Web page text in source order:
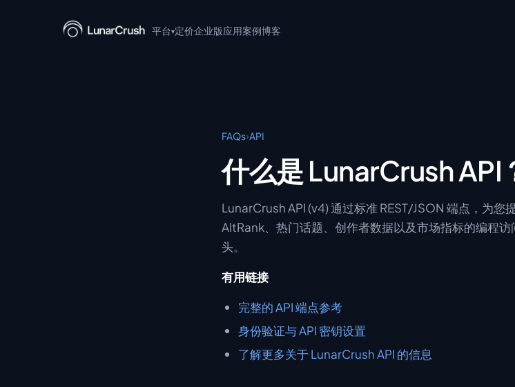
平台▾
LunarCrush Discover
LunarCrush Collections
定价企业版应用案例博客
FAQs›API
什么是 LunarCrush API
LunarCrush API (v4) 通过标准 REST/JSON 端点，为您
AltRank、热门话题、创作者数据以及市场指标的编程
头。
有用链接
完整的 API 端点参考
身份验证与 API 密钥设置
了解更多关于 LunarCrush API 的信息